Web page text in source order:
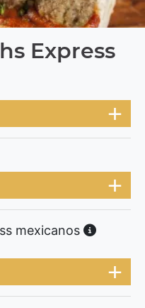
Express
mexicanos